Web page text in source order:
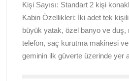
Kişi Sayısı: Standart 2 kişi
Kabin Özellikleri: İki adet tek
büyük yatak, özel banyo ve duş,
telefon, saç kurutma makinesi
geminin ilk güverte üzerinde yer